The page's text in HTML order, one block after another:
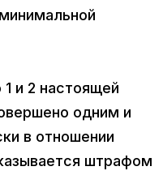
и 2 настоящей
одним и
в отношении
штрафом